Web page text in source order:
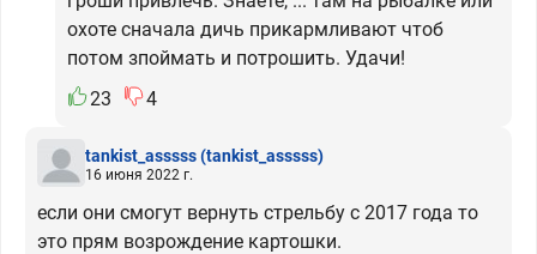
охоте сначала дичь прикармливают чтоб
потом зпоймать и потрошить. Удачи!
23
4
tankist_asssss(tankist_asssss)
16 июня 2022 г.
если они смогут вернуть стрельбу с 2017 года то
это прям возрождение картошки.